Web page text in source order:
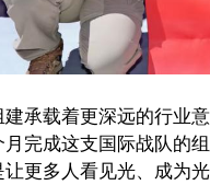
承载着更深远的行业
完成这支国际战队的
更多人看见光、成为